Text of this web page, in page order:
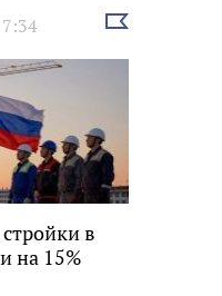
Выбрать
в
на 15%